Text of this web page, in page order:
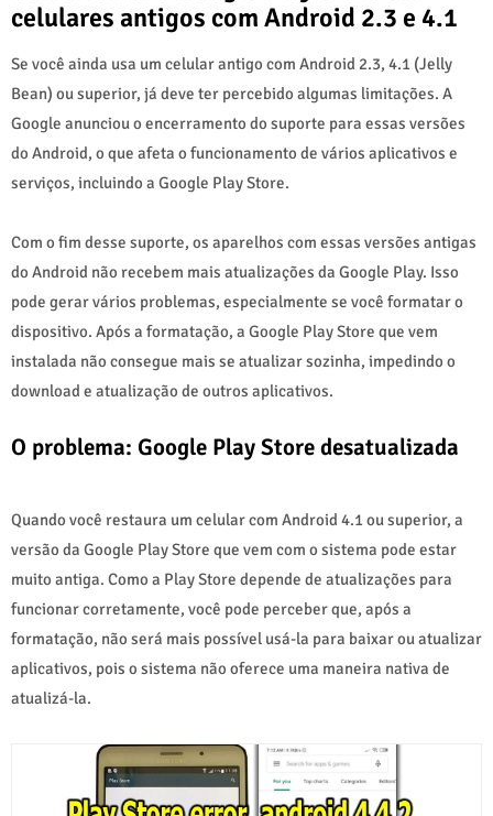
celulares antigos com Android 2.3 e 4.1
Se você ainda usa um celular antigo com Android 2.3, 4.1 (Jelly
Bean) ou superior, já deve ter percebido algumas limitações. A
Google anunciou o encerramento do suporte para essas versões
do Android, o que afeta o funcionamento de vários aplicativos e
serviços, incluindo a Google Play Store.
Com o fim desse suporte, os aparelhos com essas versões antigas
do Android não recebem mais atualizações da Google Play. Isso
pode gerar vários problemas, especialmente se você formatar o
dispositivo. Após a formatação, a Google Play Store que vem
instalada não consegue mais se atualizar sozinha, impedindo o
download e atualização de outros aplicativos.
O problema: Google Play Store desatualizada
Quando você restaura um celular com Android 4.1 ou superior, a
versão da Google Play Store que vem com o sistema pode estar
muito antiga. Como a Play Store depende de atualizações para
funcionar corretamente, você pode perceber que, após a
formatação, não será mais possível usá-la para baixar ou atualizar
aplicativos, pois o sistema não oferece uma maneira nativa de
atualizá-la.